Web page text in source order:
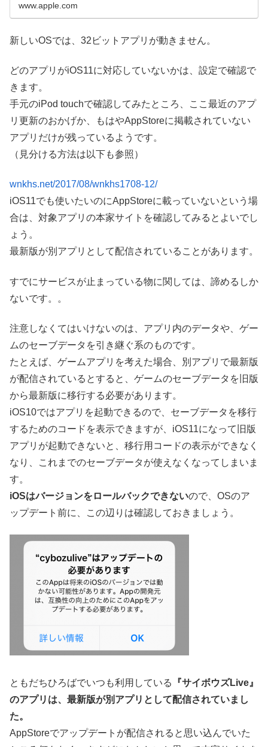
www.apple.com
新しいOSでは、32ビットアプリが動きません。
どのアプリがiOS11に対応していないかは、設定で確認で
きます。
手元のiPod touchで確認してみたところ、ここ最近のアプ
リ更新のおかげか、もはやAppStoreに掲載されていない
アプリだけが残っているようです。
（見分ける方法は以下も参照）
wnkhs.net/2017/08/wnkhs1708-12/
iOS11でも使いたいのにAppStoreに載っていないという場
合は、対象アプリの本家サイトを確認してみるとよいでし
ょう。
最新版が別アプリとして配信されていることがあります。
すでにサービスが止まっている物に関しては、諦めるしか
ないです。。
注意しなくてはいけないのは、アプリ内のデータや、ゲー
ムのセーブデータを引き継ぐ系のものです。
たとえば、ゲームアプリを考えた場合、別アプリで最新版
が配信されているとすると、ゲームのセーブデータを旧版
から最新版に移行する必要があります。
iOS10ではアプリを起動できるので、セーブデータを移行
するためのコードを表示できますが、iOS11になって旧版
アプリが起動できないと、移行用コードの表示ができなく
なり、これまでのセーブデータが使えなくなってしまいま
す。
iOSはバージョンをロールバックできないので、OSのア
ップデート前に、この辺りは確認しておきましょう。
ともだちひろばでいつも利用している
『サイボウズLive』
のアプリは、最新版が別アプリとして配信されていまし
た。
AppStoreでアップデートが配信されると思い込んでいた